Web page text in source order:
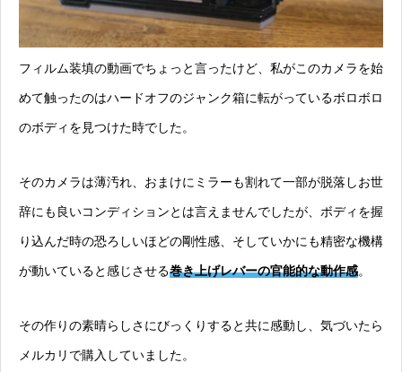
フィルム装填の動画でちょっと言ったけど、私がこのカメラを始
めて触ったのはハードオフのジャンク箱に転がっているボロボロ
のボディを見つけた時でした。
そのカメラは薄汚れ、おまけにミラーも割れて一部が脱落しお世
辞にも良いコンディションとは言えませんでしたが、ボディを握
り込んだ時の恐ろしいほどの剛性感、そしていかにも精密な機構
が動いていると感じさせる巻き上げレバーの官能的な動作感。
その作りの素晴らしさにびっくりすると共に感動し、気づいたら
メルカリで購入していました。